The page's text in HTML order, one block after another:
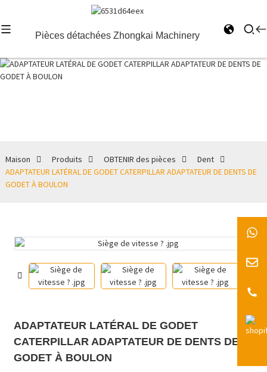
Pièces détachées Zhongkai Machinery
Maison Produits OBTENIR des pièces
Dent
ADAPTATEUR LATÉRAL DE GODET CATERPILLAR ADAPTATEUR DE DENTS DE
GODET À BOULON
ADAPTATEUR LATÉRAL DE GODET
CATERPILLAR ADAPTATEUR DE DENTS DE
GODET À BOULON